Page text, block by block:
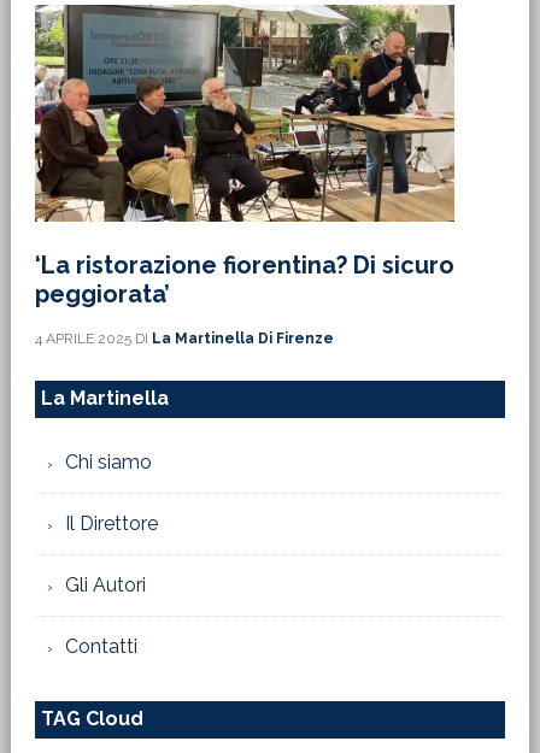
‘La ristorazione fiorentina? Di sicuro
peggiorata’
4 APRILE 2025DI La Martinella Di Firenze
La Martinella
Chi siamo
Il Direttore
Gli Autori
Contatti
TAG Cloud